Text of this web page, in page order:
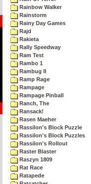
Rainbow Walker
Rainstorm
Rainy Day Games
Rajd
Rakieta
Rally Speedway
Ram Test
Rambo 1
Rambug II
Ramp Rage
Rampage
Rampage Pinball
Ranch, The
Ransack!
Rasen Maeher
Rassilon's Block Puzzle
Rassilon's Block Puzzles
Rassilon's Rollout
Raster Blaster
Raszyn 1809
Rat Race
Ratapede